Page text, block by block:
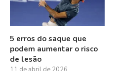
5 erros do saque que
podem aumentar o risco
de lesão